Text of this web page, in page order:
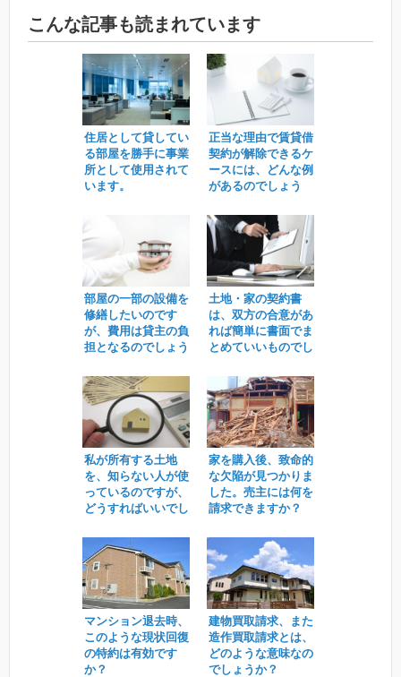
こんな記事も読まれています
住居として貸してい
る部屋を勝手に事業
所として使用されて
います。
正当な理由で賃貸借
契約が解除できるケ
ースには、どんな例
があるのでしょう
部屋の一部の設備を
修繕したいのです
が、費用は貸主の負
担となるのでしょう
土地・家の契約書
は、双方の合意があ
れば簡単に書面でま
とめていいものでし
私が所有する土地
を、知らない人が使
っているのですが、
どうすればいいでし
家を購入後、致命的
な欠陥が見つかりま
した。売主には何を
請求できますか？
マンション退去時、
このような現状回復
の特約は有効です
か？
建物買取請求、また
造作買取請求とは、
どのような意味なの
でしょうか？